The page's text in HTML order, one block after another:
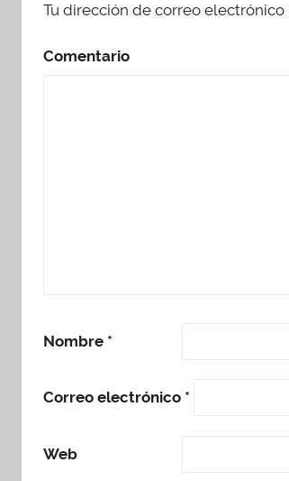
Tu dirección de correo electrónico
Comentario
Nombre *
Correo electrónico *
Web